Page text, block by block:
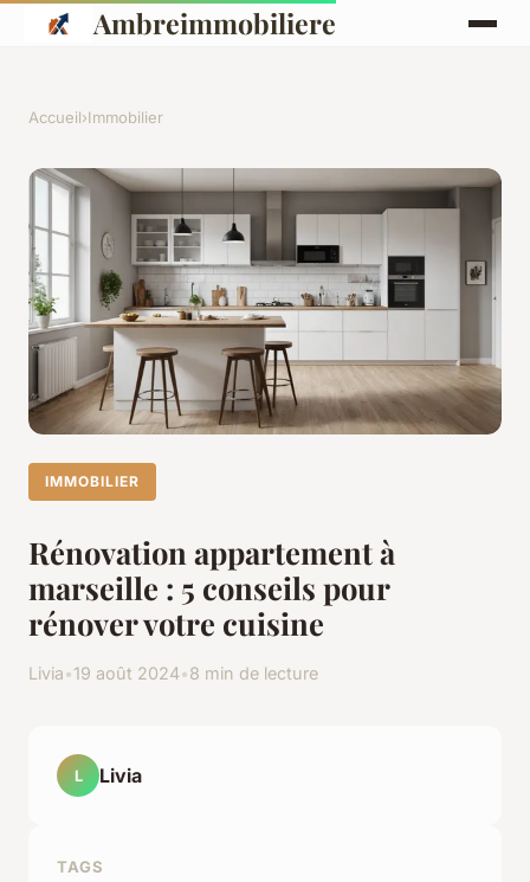
Ambreimmobiliere
Accueil›Immobilier
IMMOBILIER
Rénovation appartement à
marseille : 5 conseils pour
rénover votre cuisine
Livia•19 août 2024•8 min de lecture
L Livia
TAGS